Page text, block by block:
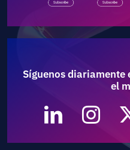
Síguenos diariamente
el